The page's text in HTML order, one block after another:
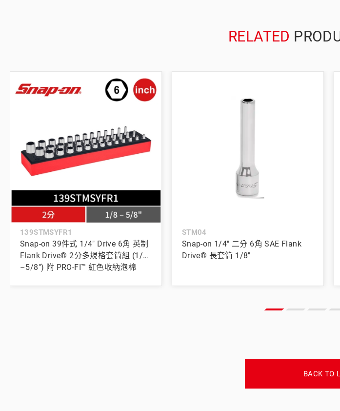
RELATED
139STMSYFR1
Snap-on 39件式 1/4" Drive 6角 英制
Flank Drive® 2分多規格套筒組 (1/8
–5/8") 附 PRO-FI™ 紅色收納泡棉
STM04
Snap-on 1/4" 二分 6角 SAE Flank
Drive® 長套筒 1/8"
BACK TO